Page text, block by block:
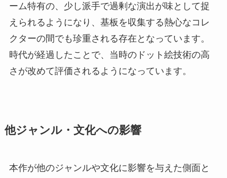
ーム特有の、少し派手で過剰な演出が味として捉
えられるようになり、基板を収集する熱心なコレ
クターの間でも珍重される存在となっています。
時代が経過したことで、当時のドット絵技術の高
さが改めて評価されるようになっています。
他ジャンル・文化への影響
本作が他のジャンルや文化に影響を与えた側面と